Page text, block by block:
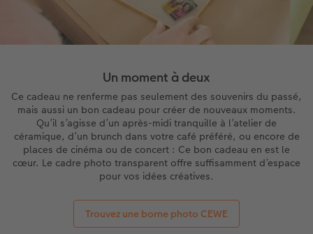
Un moment à deux
Ce cadeau ne renferme pas seulement des souvenirs du passé,
mais aussi un bon cadeau pour créer de nouveaux moments.
Qu’il s’agisse d’un après-midi tranquille à l’atelier de
céramique, d’un brunch dans votre café préféré, ou encore de
places de cinéma ou de concert : Ce bon cadeau en est le
cœur. Le cadre photo transparent offre suffisamment d’espace
pour vos idées créatives.
Trouvez une borne photo CEWE